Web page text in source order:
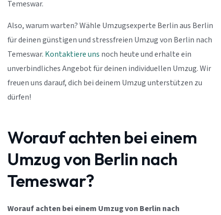
Temeswar.
Also, warum warten? Wähle Umzugsexperte Berlin aus Berlin
für deinen günstigen und stressfreien Umzug von Berlin nach
Temeswar. Kontaktiere uns noch heute und erhalte ein
unverbindliches Angebot für deinen individuellen Umzug. Wir
freuen uns darauf, dich bei deinem Umzug unterstützen zu
dürfen!
Worauf achten bei einem
Umzug von Berlin nach
Temeswar?
Worauf achten bei einem Umzug von Berlin nach